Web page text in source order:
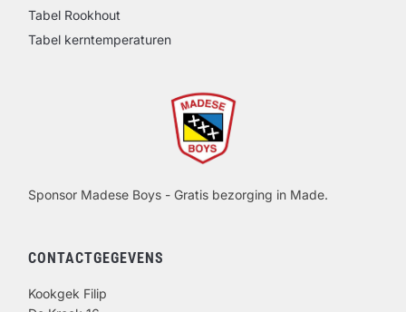
Tabel Rookhout
Tabel kerntemperaturen
Sponsor Madese Boys - Gratis bezorging in Made.
CONTACTGEGEVENS
Kookgek Filip